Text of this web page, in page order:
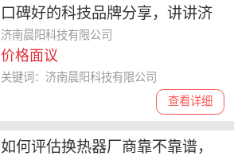
口碑好的科技品牌分享，讲讲济
南晨阳科技评价如何靠谱吗
济南晨阳科技有限公司
价格面议
查看详细
关键词：济南晨阳科技有限公司
如何评估换热器厂商靠不靠谱，